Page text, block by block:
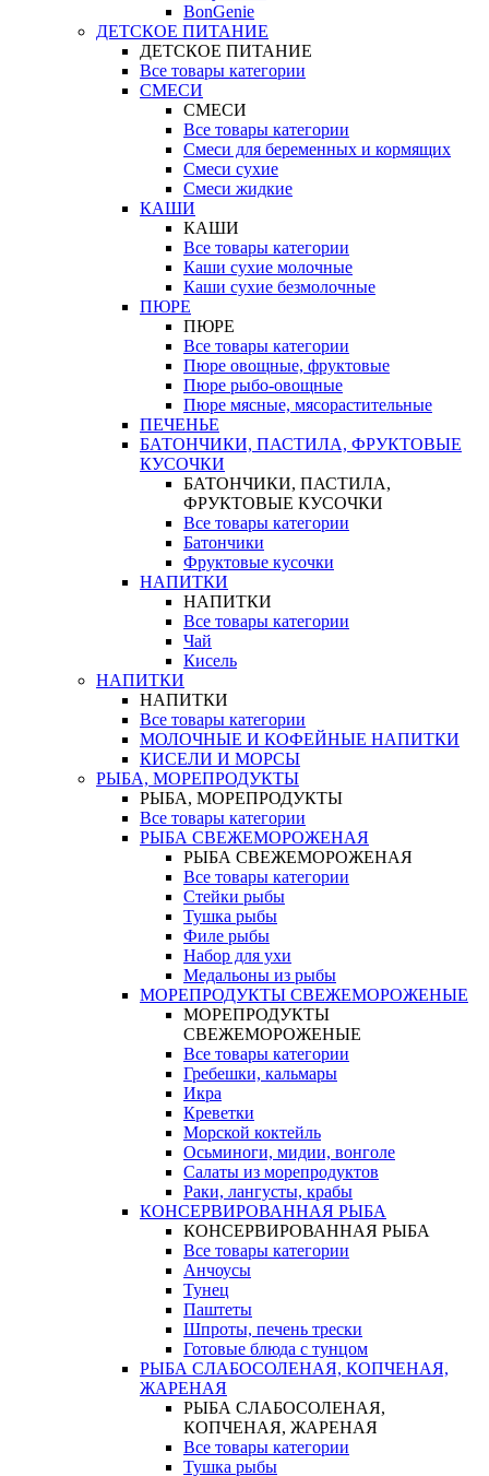
BonGenie
ДЕТСКОЕ ПИТАНИЕ
ДЕТСКОЕ ПИТАНИЕ
Все товары категории
СМЕСИ
СМЕСИ
Все товары категории
Смеси для беременных и кормящих
Смеси сухие
Смеси жидкие
КАШИ
КАШИ
Все товары категории
Каши сухие молочные
Каши сухие безмолочные
ПЮРЕ
ПЮРЕ
Все товары категории
Пюре овощные, фруктовые
Пюре рыбо-овощные
Пюре мясные, мясорастительные
ПЕЧЕНЬЕ
БАТОНЧИКИ, ПАСТИЛА, ФРУКТОВЫЕ
КУСОЧКИ
БАТОНЧИКИ, ПАСТИЛА,
ФРУКТОВЫЕ КУСОЧКИ
Все товары категории
Батончики
Фруктовые кусочки
НАПИТКИ
НАПИТКИ
Все товары категории
Чай
Кисель
НАПИТКИ
НАПИТКИ
Все товары категории
МОЛОЧНЫЕ И КОФЕЙНЫЕ НАПИТКИ
КИСЕЛИ И МОРСЫ
РЫБА, МОРЕПРОДУКТЫ
РЫБА, МОРЕПРОДУКТЫ
Все товары категории
РЫБА СВЕЖЕМОРОЖЕНАЯ
РЫБА СВЕЖЕМОРОЖЕНАЯ
Все товары категории
Стейки рыбы
Тушка рыбы
Филе рыбы
Набор для ухи
Медальоны из рыбы
МОРЕПРОДУКТЫ СВЕЖЕМОРОЖЕНЫЕ
МОРЕПРОДУКТЫ
СВЕЖЕМОРОЖЕНЫЕ
Все товары категории
Гребешки, кальмары
Икра
Креветки
Морской коктейль
Осьминоги, мидии, вонголе
Салаты из морепродуктов
Раки, лангусты, крабы
КОНСЕРВИРОВАННАЯ РЫБА
КОНСЕРВИРОВАННАЯ РЫБА
Все товары категории
Анчоусы
Тунец
Паштеты
Шпроты, печень трески
Готовые блюда с тунцом
РЫБА СЛАБОСОЛЕНАЯ, КОПЧЕНАЯ,
ЖАРЕНАЯ
РЫБА СЛАБОСОЛЕНАЯ,
КОПЧЕНАЯ, ЖАРЕНАЯ
Все товары категории
Тушка рыбы